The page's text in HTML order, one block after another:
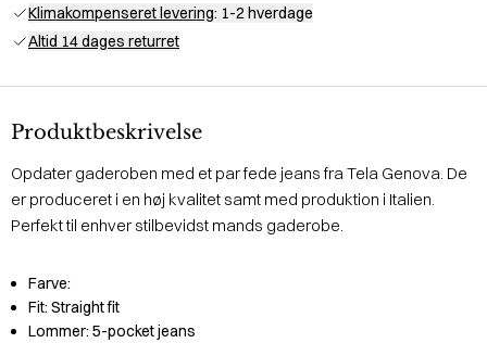
Klimakompenseret levering: 1-2 hverdage
Altid 14 dages returret
Produktbeskrivelse
Opdater gaderoben med et par fede jeans fra Tela Genova. De
er produceret i en høj kvalitet samt med produktion i Italien.
Perfekt til enhver stilbevidst mands gaderobe.
Farve:
Fit: Straight fit
Lommer: 5-pocket jeans